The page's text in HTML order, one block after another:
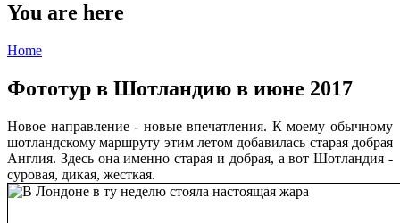
You are here
Home
Фототур в Шотландию в июне 2017
Новое направление - новые впечатления. К моему обычному
шотландскому маршруту этим летом добавилась старая добрая
Англия. Здесь она именно старая и добрая, а вот Шотландия -
суровая, дикая, жесткая.